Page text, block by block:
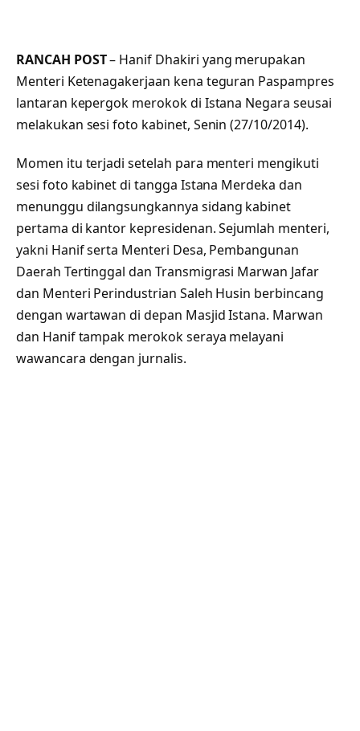
RANCAH POST– Hanif Dhakiri yang merupakan
Menteri Ketenagakerjaan kena teguran Paspampres
lantaran kepergok merokok di Istana Negara seusai
melakukan sesi foto kabinet, Senin (27/10/2014).
Momen itu terjadi setelah para menteri mengikuti
sesi foto kabinet di tangga Istana Merdeka dan
menunggu dilangsungkannya sidang kabinet
pertama di kantor kepresidenan. Sejumlah menteri,
yakni Hanif serta Menteri Desa, Pembangunan
Daerah Tertinggal dan Transmigrasi Marwan Jafar
dan Menteri Perindustrian Saleh Husin berbincang
dengan wartawan di depan Masjid Istana. Marwan
dan Hanif tampak merokok seraya melayani
wawancara dengan jurnalis.